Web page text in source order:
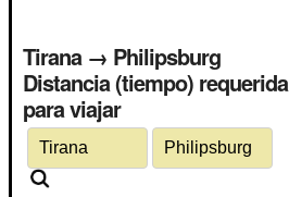
Tirana → Philipsburg
Distancia (tiempo) requerida
para viajar